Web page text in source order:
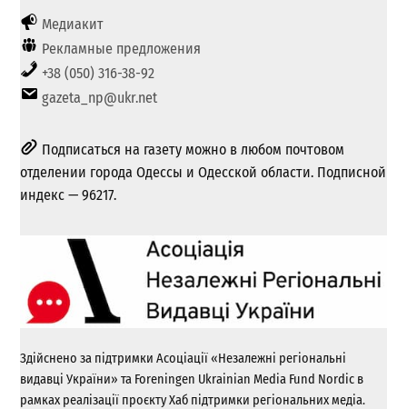
Медиакит
Рекламные предложения
+38 (050) 316-38-92
gazeta_np@ukr.net
Подписаться на газету можно в любом почтовом
отделении города Одессы и Одесской области. Подписной
индекс — 96217.
Здійснено за підтримки Асоціації «Незалежні регіональні
видавці України» та Foreningen Ukrainian Media Fund Nordic в
рамках реалізації проєкту Хаб підтримки регіональних медіа.